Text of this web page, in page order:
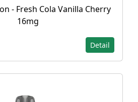
- Fresh Cola Vanilla Cherry
16mg
Detail